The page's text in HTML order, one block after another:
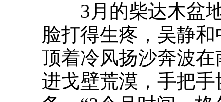
3月的柴达木盆地
脸打得生疼，吴静
顶着冷风扬沙奔波
进戈壁荒漠，手把